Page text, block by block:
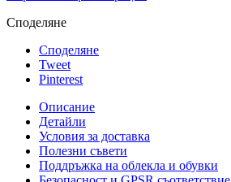
Споделяне
Споделяне
Tweet
Pinterest
Описание
Детайли
Условия за доставка
Полезни съвети
Поддръжка на облекла и обувки